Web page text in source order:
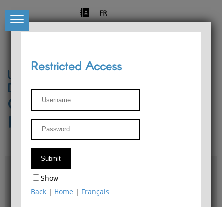
FR
University of Liège
Départment of Philosophy
Center for Phenomenological
Research
Access & maps
Philosophy Department Library
Restricted Access
Show
Back | Home | Français